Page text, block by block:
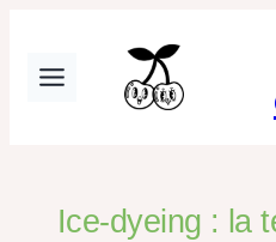
Ice-dyeing : la